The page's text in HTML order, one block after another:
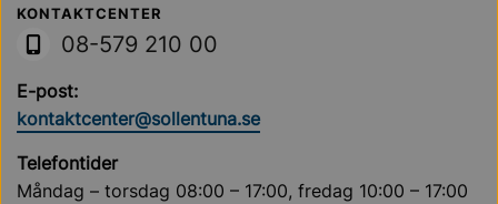
Sollentuna Kommun
KONTAKTCENTER
08-579 210 00
E-post:
kontaktcenter@sollentuna.se
Telefontider
Måndag – torsdag 08:00 – 17:00, fredag 10:00 – 17:00